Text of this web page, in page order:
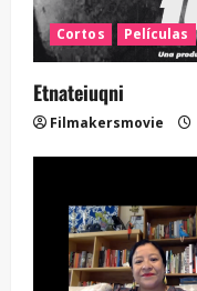
Cortos Películas
Etnateiuqni
Filmakersmovie